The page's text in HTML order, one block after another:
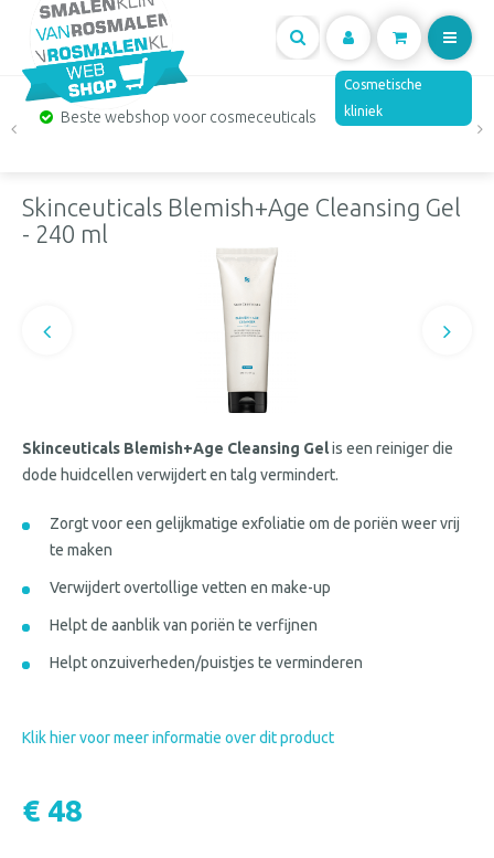
Mijn
account
Cosmetische
kliniek
Beste webshop voor cosmeceuticals
Skinceuticals Blemish+Age Cleansing Gel
- 240 ml
Skinceuticals Blemish+Age Cleansing Gelis een reiniger die
dode huidcellen verwijdert en talg vermindert.
Zorgt voor een gelijkmatige exfoliatie om de poriën weer vrij
te maken
Verwijdert overtollige vetten en make-up
Helpt de aanblik van poriën te verfijnen
Helpt onzuiverheden/puistjes te verminderen
Klik hier voor meer informatie over dit product
€ 48